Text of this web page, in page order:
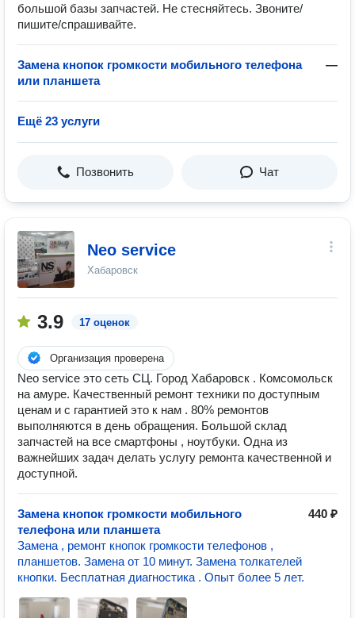
большой базы запчастей. Не стесняйтесь. Звоните/
пишите/спрашивайте.
Замена кнопок громкости мобильного телефона
или планшета
—
Ещё 23 услуги
Позвонить Чат
Neo service
Хабаровск
3.9 17 оценок
Организация проверена
Neo service это сеть СЦ. Город Хабаровск . Комсомольск
на амуре. Качественный ремонт техники по доступным
ценам и с гарантией это к нам . 80% ремонтов
выполняются в день обращения. Большой склад
запчастей на все смартфоны , ноутбуки. Одна из
важнейших задач делать услугу ремонта качественной и
доступной.
Замена кнопок громкости мобильного
телефона или планшета
440 ₽
Замена , ремонт кнопок громкости телефонов ,
планшетов. Замена от 10 минут. Замена толкателей
кнопки. Бесплатная диагностика . Опыт более 5 лет.